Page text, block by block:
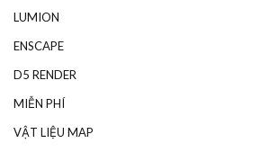
LUMION
ENSCAPE
D5 RENDER
MIỄN PHÍ
VẬT LIỆU MAP